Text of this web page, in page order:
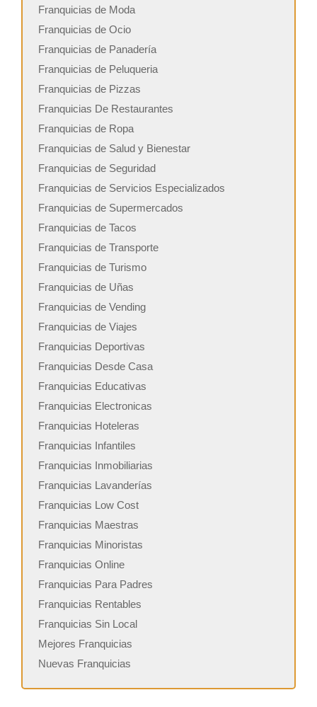
Franquicias de Moda
Franquicias de Ocio
Franquicias de Panadería
Franquicias de Peluqueria
Franquicias de Pizzas
Franquicias De Restaurantes
Franquicias de Ropa
Franquicias de Salud y Bienestar
Franquicias de Seguridad
Franquicias de Servicios Especializados
Franquicias de Supermercados
Franquicias de Tacos
Franquicias de Transporte
Franquicias de Turismo
Franquicias de Uñas
Franquicias de Vending
Franquicias de Viajes
Franquicias Deportivas
Franquicias Desde Casa
Franquicias Educativas
Franquicias Electronicas
Franquicias Hoteleras
Franquicias Infantiles
Franquicias Inmobiliarias
Franquicias Lavanderías
Franquicias Low Cost
Franquicias Maestras
Franquicias Minoristas
Franquicias Online
Franquicias Para Padres
Franquicias Rentables
Franquicias Sin Local
Mejores Franquicias
Nuevas Franquicias